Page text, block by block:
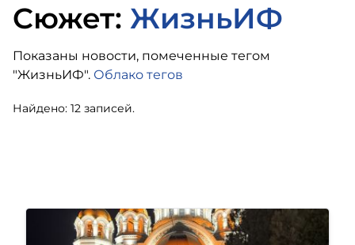
Cюжет: ЖизньИФ
Показаны новости, помеченные тегом
"ЖизньИФ". Облако тегов
Найдено: 12 записей.